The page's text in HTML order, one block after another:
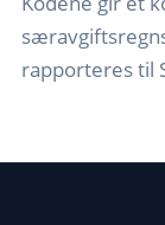
rapporteres til